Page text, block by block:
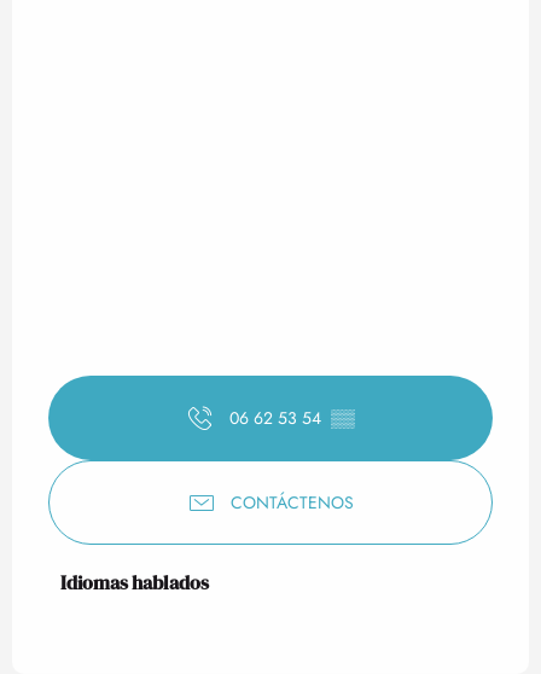
06 62 53 54 ▒▒
CONTÁCTENOS
Idiomas hablados
Idiomas hablados